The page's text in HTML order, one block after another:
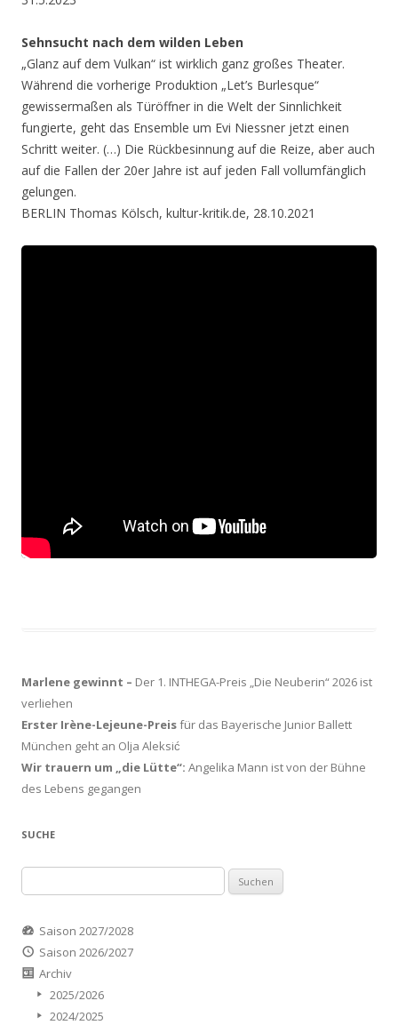
Sehnsucht nach dem wilden Leben
„Glanz auf dem Vulkan“ ist wirklich ganz großes Theater.
Während die vorherige Produktion „Let’s Burlesque“
gewissermaßen als Türöffner in die Welt der Sinnlichkeit
fungierte, geht das Ensemble um Evi Niessner jetzt einen
Schritt weiter. (…) Die Rückbesinnung auf die Reize, aber auch
auf die Fallen der 20er Jahre ist auf jeden Fall vollumfänglich
gelungen.
BERLIN Thomas Kölsch, kultur-kritik.de, 28.10.2021
Marlene gewinnt – Der 1. INTHEGA-Preis „Die Neuberin“ 2026 ist
verliehen
Erster Irène-Lejeune-Preisfür das Bayerische Junior Ballett
München geht an Olja Aleksić
Wir trauern um „die Lütte“: Angelika Mann ist von der Bühne
des Lebens gegangen
SUCHE
nach:
Saison 2027/2028
Saison 2026/2027
Archiv
2025/2026
2024/2025